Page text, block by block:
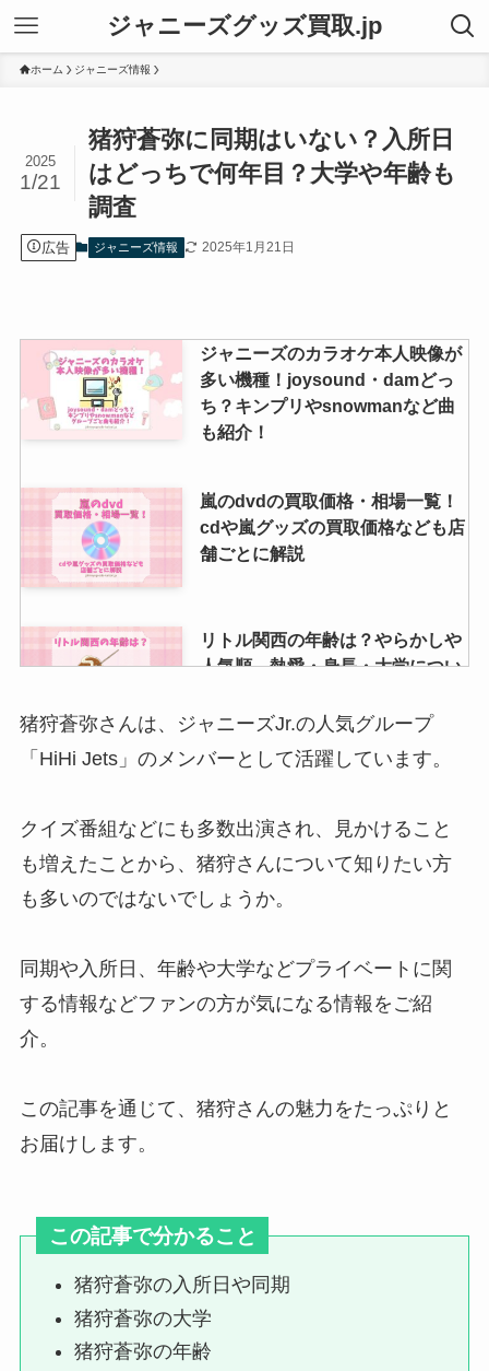
ジャニーズグッズ買取.jp
ホーム ジャニーズ情報
猪狩蒼弥に同期はいない？入所日
はどっちで何年目？大学や年齢も
調査
2025
1/21
広告 ジャニーズ情報 2025年1月21日
ジャニーズのカラオケ本人映像が
多い機種！joysound・damどっ
ち？キンプリやsnowmanなど曲
も紹介！
嵐のdvdの買取価格・相場一覧！
cdや嵐グッズの買取価格なども店
舗ごとに解説
リトル関西の年齢は？やらかしや
人気順、熱愛・身長・大学につい
理由は？人気順も調査
の活動期間が短い人は？
ラーが紫かも調査
方は？qrごとやマナー・初めて・
dm・line交換等も調査！
セクゾのファンクラブ人数は？記
念品は？菊池風磨のファンクラブ
猪狩蒼弥さんは、ジャニーズJr.の人気グループ
「HiHi Jets」のメンバーとして活躍しています。
クイズ番組などにも多数出演され、見かけること
も増えたことから、猪狩さんについて知りたい方
も多いのではないでしょうか。
同期や入所日、年齢や大学などプライベートに関
する情報などファンの方が気になる情報をご紹
介。
この記事を通じて、猪狩さんの魅力をたっぷりと
お届けします。
この記事で分かること
猪狩蒼弥の入所日や同期
猪狩蒼弥の大学
猪狩蒼弥の年齢